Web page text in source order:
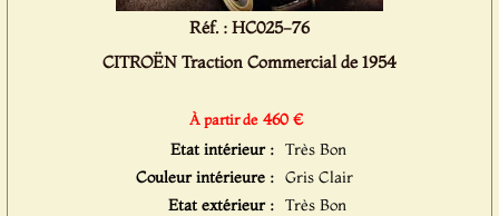
Réf. : HC025-76
CITROËN Traction Commercial de 1954
À partir de 460 €
Etat intérieur : Très Bon
Couleur intérieure : Gris Clair
Etat extérieur : Très Bon